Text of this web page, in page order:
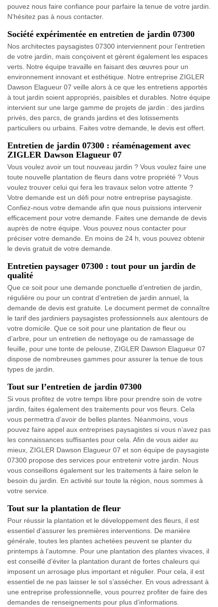
pouvez nous faire confiance pour parfaire la tenue de votre jardin.
N’hésitez pas à nous contacter.
Société expérimentée en entretien de jardin 07300
Nos architectes paysagistes 07300 interviennent pour l’entretien
de votre jardin, mais conçoivent et gèrent également les espaces
verts. Notre équipe travaille en faisant des œuvres pour un
environnement innovant et esthétique. Notre entreprise ZIGLER
Dawson Elagueur 07 veille alors à ce que les entretiens apportés
à tout jardin soient appropriés, paisibles et durables. Notre équipe
intervient sur une large gamme de projets de jardin : des jardins
privés, des parcs, de grands jardins et des lotissements
particuliers ou urbains. Faites votre demande, le devis est offert.
Entretien de jardin 07300 : réaménagement avec
ZIGLER Dawson Elagueur 07
Vous voulez avoir un tout nouveau jardin ? Vous voulez faire une
toute nouvelle plantation de fleurs dans votre propriété ? Vous
voulez trouver celui qui fera les travaux selon votre attente ?
Votre demande est un défi pour notre entreprise paysagiste.
Confiez-nous votre demande afin que nous puissions intervenir
efficacement pour votre demande. Faites une demande de devis
auprès de notre équipe. Vous pouvez nous contacter pour
préciser votre demande. En moins de 24 h, vous pouvez obtenir
le devis gratuit de votre demande.
Entretien paysager 07300 : tout pour un jardin de
qualité
Que ce soit pour une demande ponctuelle d’entretien de jardin,
régulière ou pour un contrat d’entretien de jardin annuel, la
demande de devis est gratuite. Le document permet de connaître
le tarif des jardiniers paysagistes professionnels aux alentours de
votre domicile. Que ce soit pour une plantation de fleur ou
d’arbre, pour un entretien de nettoyage ou de ramassage de
feuille, pour une tonte de pelouse, ZIGLER Dawson Elagueur 07
dispose de nombreuses gammes pour assurer la tenue de tous
types de jardin.
Tout sur l’entretien de jardin 07300
Si vous profitez de votre temps libre pour prendre soin de votre
jardin, faites également des traitements pour vos fleurs. Cela
vous permettra d’avoir de belles plantes. Néanmoins, vous
pouvez faire appel aux entreprises paysagistes si vous n’avez pas
les connaissances suffisantes pour cela. Afin de vous aider au
mieux, ZIGLER Dawson Elagueur 07 et son équipe de paysagiste
07300 propose des services pour entretenir votre jardin. Nous
vous conseillons également sur les traitements à faire selon le
besoin du jardin. En activité sur toute la région, nous sommes à
votre service.
Tout sur la plantation de fleur
Pour réussir la plantation et le développement des fleurs, il est
essentiel d’assurer les premières interventions. De manière
générale, toutes les plantes achetées peuvent se planter du
printemps à l’automne. Pour une plantation des plantes vivaces, il
est conseillé d’éviter la plantation durant de fortes chaleurs qui
imposent un arrosage plus important et régulier. Pour cela, il est
essentiel de ne pas laisser le sol s’assécher. En vous adressant à
une entreprise professionnelle, vous pourrez profiter de faire des
demandes de renseignements pour plus d’informations.